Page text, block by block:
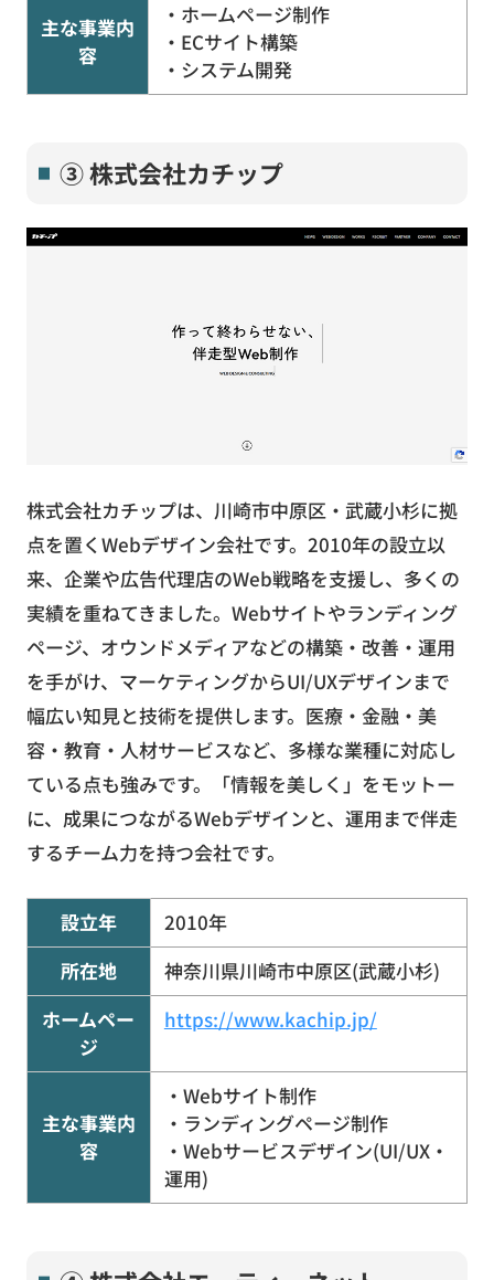
主な事業内
容
・ホームページ制作
・ECサイト構築
・システム開発
③ 株式会社カチップ
株式会社カチップは、川崎市中原区・武蔵小杉に拠
点を置くWebデザイン会社です。2010年の設立以
来、企業や広告代理店のWeb戦略を支援し、多くの
実績を重ねてきました。Webサイトやランディング
ページ、オウンドメディアなどの構築・改善・運用
を手がけ、マーケティングからUI/UXデザインまで
幅広い知見と技術を提供します。医療・金融・美
容・教育・人材サービスなど、多様な業種に対応し
ている点も強みです。「情報を美しく」をモットー
に、成果につながるWebデザインと、運用まで伴走
するチーム力を持つ会社です。
設立年
2010年
所在地
神奈川県川崎市中原区(武蔵小杉)
ホームペー
ジ
https://www.kachip.jp/
主な事業内
容
・Webサイト制作
・ランディングページ制作
・Webサービスデザイン(UI/UX・
運用)